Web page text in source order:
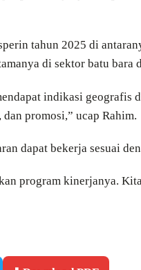
tahun 2025 di
di sektor batu bara
indikasi geografis
promosi,” ucap Rahim.
dapat bekerja sesuai
program kinerjanya.